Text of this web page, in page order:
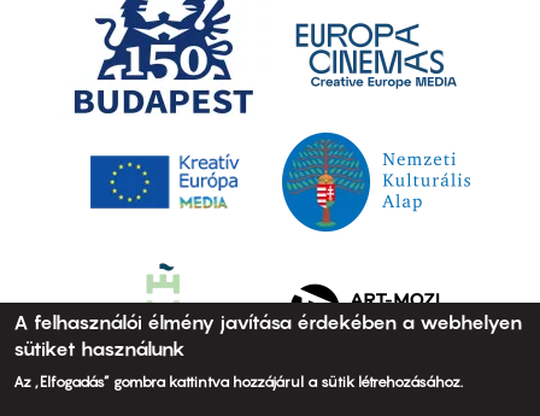
A felhasználói élmény javítása érdekében a webhelyen
sütiket használunk
Az „Elfogadás” gombra kattintva hozzájárul a sütik létrehozásához.